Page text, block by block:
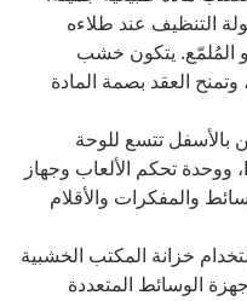
التنظيف عند طلاءه
المُلمّع. يتكون خشب
العقد بصمة المادة
بالأسفل تتسع للوحة
المفاتيح ومشغل أقراص DVD، ووحدة تحكم الألعاب وجهاز
والمفكرات والأقلام
خزانة المكتب الخشبية
الوسائط المتعددة